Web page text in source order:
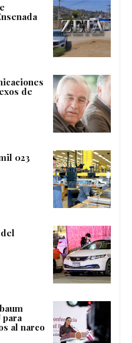
de
023
para
al narco